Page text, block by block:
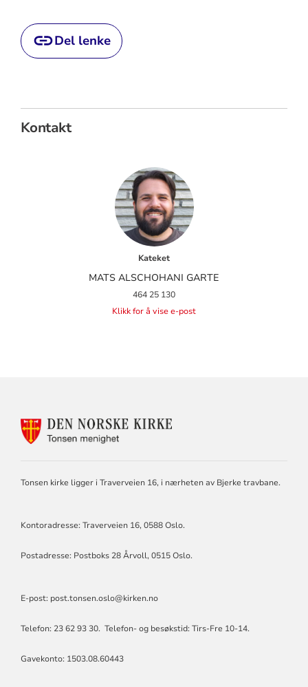
Del lenke
Kontakt
Kateket
MATS ALSCHOHANI GARTE
464 25 130
Klikk for å vise e-post
KONTAKTINFORMASJON
Tonsen kirke ligger i Traverveien 16, i nærheten av Bjerke travbane.
Kontoradresse: Traverveien 16, 0588 Oslo.
Postadresse: Postboks 28 Årvoll, 0515 Oslo.
E-post: post.tonsen.oslo@kirken.no
Telefon: 23 62 93 30. Telefon- og besøkstid: Tirs-Fre 10-14.
Gavekonto: 1503.08.60443